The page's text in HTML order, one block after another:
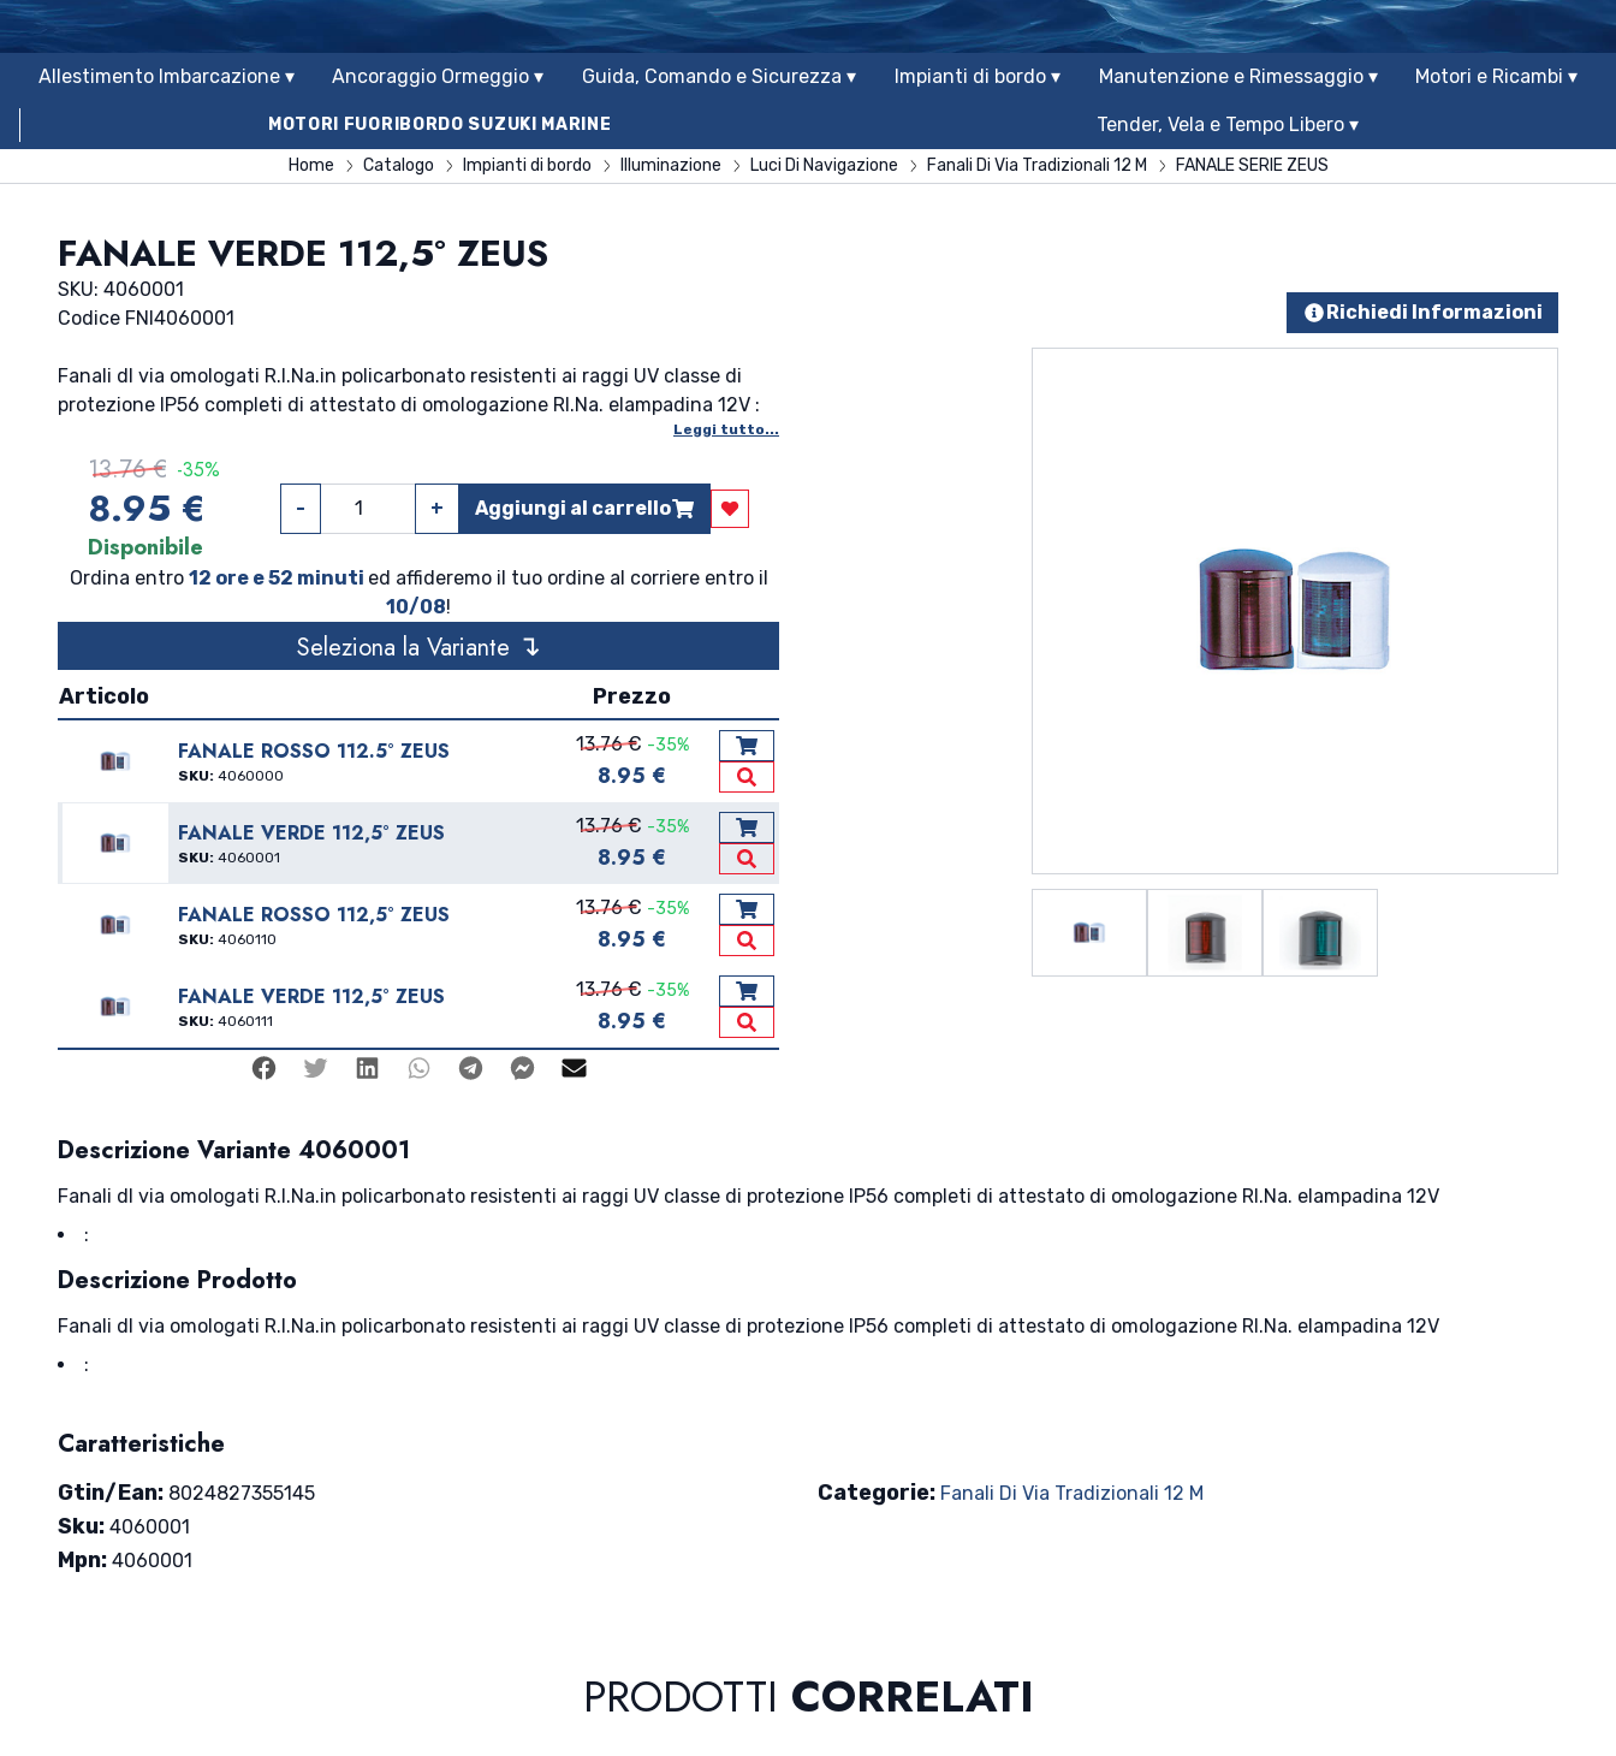
Allestimento Imbarcazione ▾ Ancoraggio Ormeggio ▾ Guida, Comando e Sicurezza ▾ Impianti di bordo ▾ Manutenzione e Rimessaggio ▾ Motori e Ricambi ▾
MOTORI FUORIBORDO SUZUKI MARINE Tender, Vela e Tempo Libero ▾
Home Catalogo Impianti di bordo Illuminazione Luci Di Navigazione Fanali Di Via Tradizionali 12 M FANALE SERIE ZEUS
FANALE VERDE 112,5° ZEUS
SKU: 4060001
Codice FNI 4060001 Richiedi Informazioni
Fanali dl via omologati R.I.Na.in policarbonato resistenti ai raggi UV classe di
protezione IP56 completi di attestato di omologazione RI.Na. elampadina 12V :
Leggi tutto...
13.76 € -35%
8.95 €
Disponibile
- + Aggiungi al carrello Aggiungi ai preferiti
Ordina entro 12 ore e 52 minuti ed affideremo il tuo ordine al corriere entro il
10/08!
Seleziona la Variante ↴
Articolo Prezzo
FANALE ROSSO 112.5° ZEUS
SKU: 4060000
13.76 € -35%
8.95 €
Aggiungi al carrello
Vedi Dettagli
FANALE VERDE 112,5° ZEUS
SKU: 4060001
13.76 € -35%
8.95 €
Aggiungi al carrello
Vedi Dettagli
FANALE ROSSO 112,5° ZEUS
SKU: 4060110
13.76 € -35%
8.95 €
Aggiungi al carrello
Vedi Dettagli
FANALE VERDE 112,5° ZEUS
SKU: 4060111
13.76 € -35%
8.95 €
Aggiungi al carrello
Vedi Dettagli
FacebookTwitterLinkedinWhatsappTelegramFacebook Messenger
Descrizione Variante 4060001
Fanali dl via omologati R.I.Na.in policarbonato resistenti ai raggi UV classe di protezione IP56 completi di attestato di omologazione RI.Na. elampadina 12V
:
Descrizione Prodotto
Fanali dl via omologati R.I.Na.in policarbonato resistenti ai raggi UV classe di protezione IP56 completi di attestato di omologazione RI.Na. elampadina 12V
:
Caratteristiche
Gtin/Ean: 8024827355145
Sku: 4060001
Mpn: 4060001
Categorie: Fanali Di Via Tradizionali 12 M
PRODOTTI CORRELATI